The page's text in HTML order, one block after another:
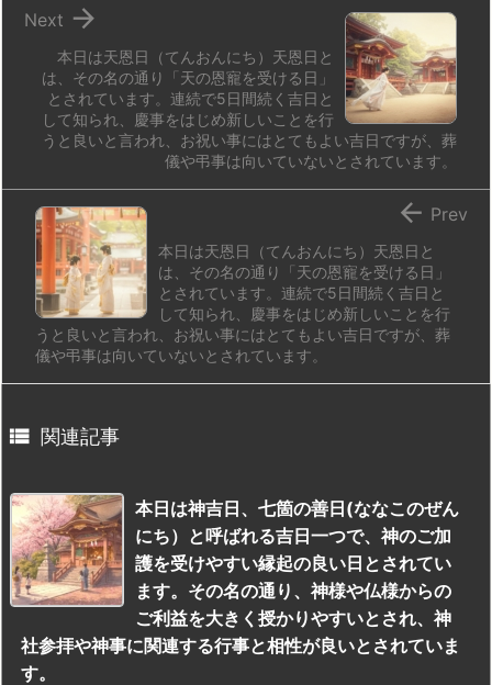
本日は天恩日（てんおんにち）天恩日と
は、その名の通り「天の恩寵を受ける日」
とされています。連続で5日間続く吉日と
して知られ、慶事をはじめ新しいことを行
うと良いと言われ、お祝い事にはとてもよい吉日ですが、葬
儀や弔事は向いていないとされています。

Next
本日は天恩日（てんおんにち）天恩日と
は、その名の通り「天の恩寵を受ける日」
とされています。連続で5日間続く吉日と
して知られ、慶事をはじめ新しいことを行
うと良いと言われ、お祝い事にはとてもよい吉日ですが、葬
儀や弔事は向いていないとされています。
 Prev
 関連記事
本日は神吉日、七箇の善日(ななこのぜん
にち）と呼ばれる吉日一つで、神のご加
護を受けやすい縁起の良い日とされてい
ます。その名の通り、神様や仏様からの
ご利益を大きく授かりやすいとされ、神
社参拝や神事に関連する行事と相性が良いとされていま
す。